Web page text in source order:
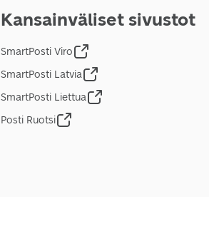
Kansainväliset sivustot
SmartPosti Viro
SmartPosti Latvia
SmartPosti Liettua
Posti Ruotsi